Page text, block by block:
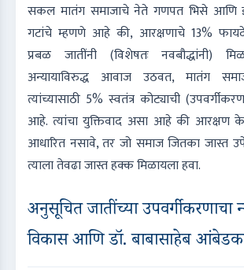
सकल मातंग समाजाचे नेते गणपत भिसे आणि
गटांचे म्हणणे आहे की, आरक्षणाचे 13%
प्रबळ जातींनी (विशेषतः नवबौद्धांनी)
अन्यायाविरुद्ध आवाज उठवत, मातंग
त्यांच्यासाठी 5% स्वतंत्र कोट्याची
आहे. त्यांचा युक्तिवाद असा आहे की
आधारित नसावे, तर जो समाज जितका जास्त
त्याला तेवढा जास्त हक्क मिळायला हवा.
अनुसूचित जातींच्या उपवर्गीकरणाचा
विकास आणि डॉ. बाबासाहेब